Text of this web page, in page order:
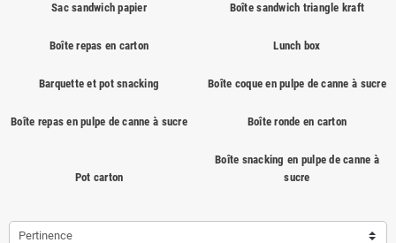
Sac sandwich papier Boîte sandwich triangle kraft
Boîte repas en carton Lunch box
Barquette et pot snacking Boîte coque en pulpe de canne à sucre
Boîte repas en pulpe de canne à sucre Boîte ronde en carton
Pot carton
Boîte snacking en pulpe de canne à
sucre
Pertinence